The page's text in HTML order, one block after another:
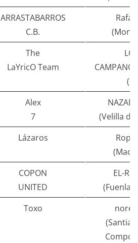
ARRASTABARROS
C.B.
The
LaYricO Team
LO
CAMPANO
()
Alex
7
(Velilla de
Lázaros
COPON
UNITED
EL-
Toxo